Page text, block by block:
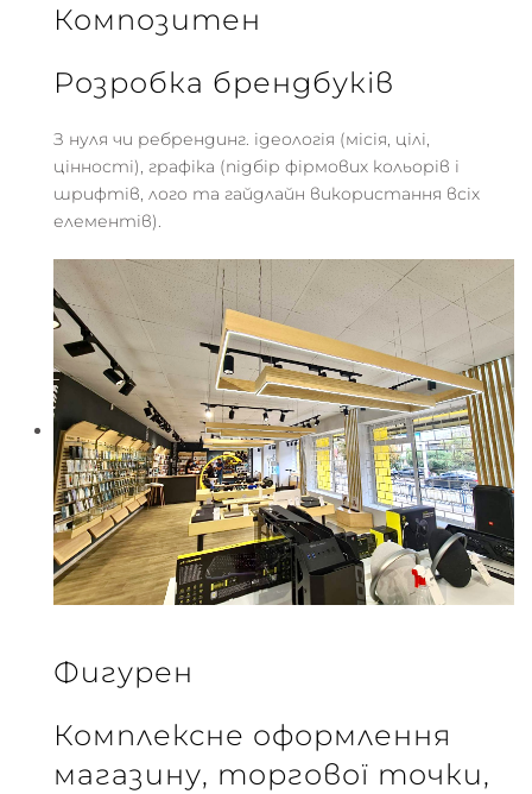
Композитен
Розробка брендбуків
З нуля чи ребрендинг. ідеологія (місія, цілі,
цінності), графіка (підбір фірмових кольорів і
шрифтів, лого та гайдлайн використання всіх
елементів).
Фигурен
Комплексне оформлення
магазину, торгової точки,